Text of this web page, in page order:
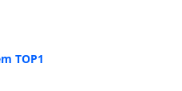
TOP1